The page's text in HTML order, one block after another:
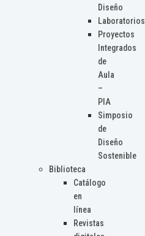
Diseño
Laboratorios
Proyectos
Integrados
de
Aula
–
PIA
Simposio
de
Diseño
Sostenible
Biblioteca
Catálogo
en
línea
Revistas